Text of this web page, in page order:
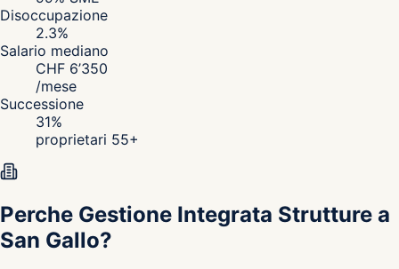
Disoccupazione
2.3%
Salario mediano
CHF 6’350
/mese
Successione
31%
proprietari 55+
Perche Gestione Integrata Strutture a
San Gallo?